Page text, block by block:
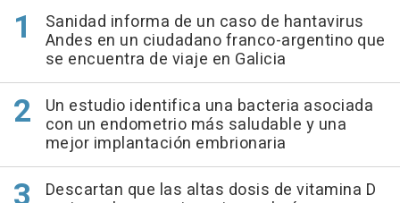
Sanidad informa de un caso de hantavirus
Andes en un ciudadano franco-argentino que
se encuentra de viaje en Galicia
Un estudio identifica una bacteria asociada
con un endometrio más saludable y una
mejor implantación embrionaria
Descartan que las altas dosis de vitamina D